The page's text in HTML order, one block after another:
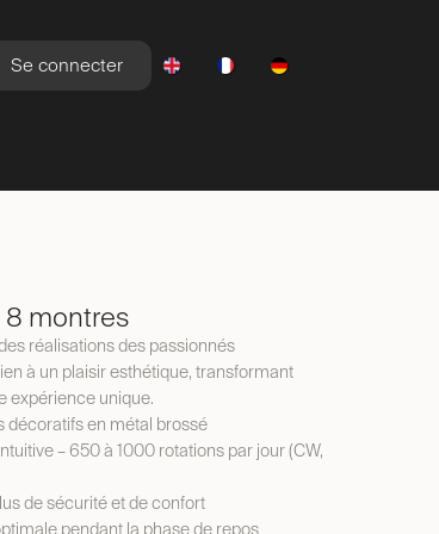
Se connecter
8 montres
réalisations des passionnés
à un plaisir esthétique, transformant
expérience unique.
décoratifs en métal brossé
– 650 à 1000 rotations par jour (CW,
de sécurité et de confort
pendant la phase de repos